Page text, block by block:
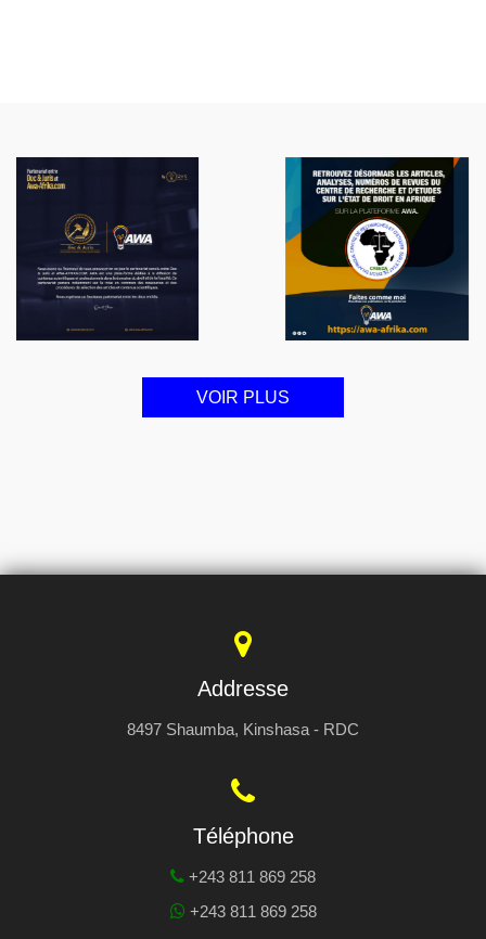
VOIR PLUS
Addresse
8497 Shaumba, Kinshasa - RDC
Téléphone
+243 811 869 258
+243 811 869 258